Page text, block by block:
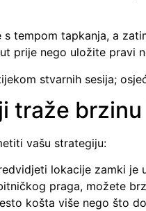
tempom tapkanja, a
prije nego uložite pravi
stvarnih sesija;
traže
vašu strategiju:
lokacije zamki je
praga, možete
košta više nego što